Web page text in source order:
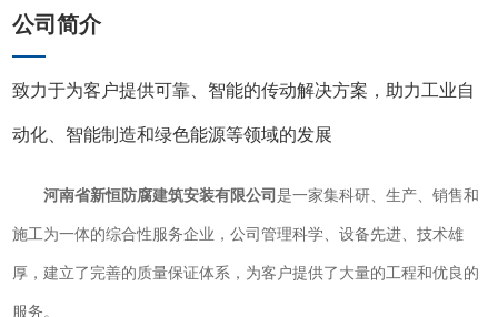
公司简介
致力于为客户提供可靠、智能的传动解决方案，助力工业自
动化、智能制造和绿色能源等领域的发展
河南省新恒防腐建筑安装有限公司是一家集科研、生产、销售和
施工为一体的综合性服务企业，公司管理科学、设备先进、技术雄
厚，建立了完善的质量保证体系，为客户提供了大量的工程和优良的
服务。